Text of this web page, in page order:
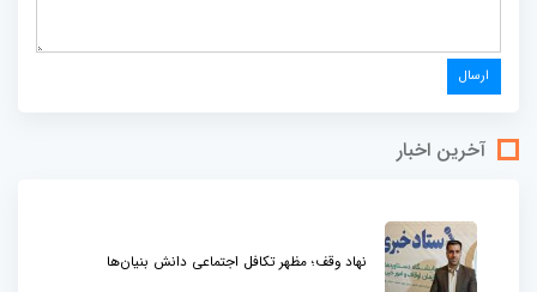
آخرین اخبار
نهاد وقف؛ مظهر تکافل اجتماعی دانش بنیان‌ها